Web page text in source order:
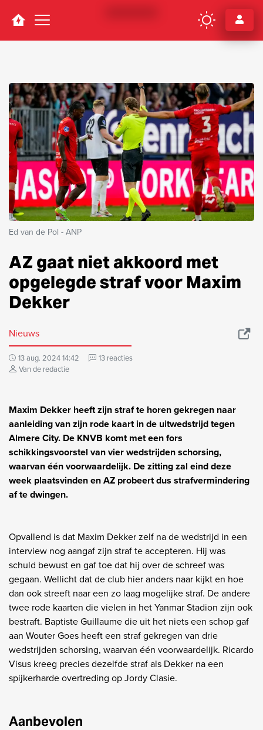
Navigation
Ed van de Pol - ANP
AZ gaat niet akkoord met
opgelegde straf voor Maxim
Dekker
Nieuws
13 aug. 2024 14:42
13 reacties
Van de redactie
Maxim Dekker heeft zijn straf te horen gekregen naar
aanleiding van zijn rode kaart in de uitwedstrijd tegen
Almere City. De KNVB komt met een fors
schikkingsvoorstel van vier wedstrijden schorsing,
waarvan één voorwaardelijk. De zitting zal eind deze
week plaatsvinden en AZ probeert dus strafvermindering
af te dwingen.
Opvallend is dat Maxim Dekker zelf na de wedstrijd in een
interview nog aangaf zijn straf te accepteren. Hij was
schuld bewust en gaf toe dat hij over de schreef was
gegaan. Wellicht dat de club hier anders naar kijkt en hoe
dan ook streeft naar een zo laag mogelijke straf. De andere
twee rode kaarten die vielen in het Yanmar Stadion zijn ook
bestraft. Baptiste Guillaume die uit het niets een schop gaf
aan Wouter Goes heeft een straf gekregen van drie
wedstrijden schorsing, waarvan één voorwaardelijk. Ricardo
Visus kreeg precies dezelfde straf als Dekker na een
spijkerharde overtreding op Jordy Clasie.
Aanbevolen